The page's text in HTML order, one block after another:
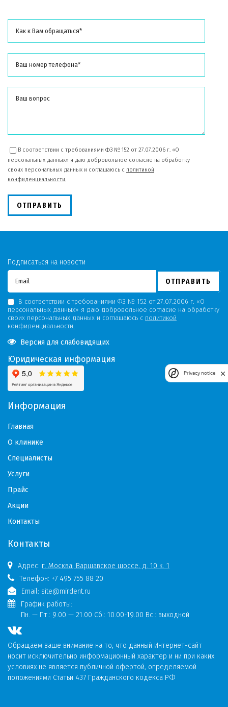
В соответствии с требованиями ФЗ № 152 от 27.07.2006 г. «О
персональных данных» я даю добровольное согласие на обработку
своих персональных данных и соглашаюсь с политикой
конфиденциальности.
ОТПРАВИТЬ
Подписаться на новости
ОТПРАВИТЬ
В соответствии с требованиями ФЗ № 152 от 27.07.2006 г. «О
персональных данных» я даю добровольное согласие на обработку
своих персональных данных и соглашаюсь с политикой
конфиденциальности.
Версия для слабовидящих
Юридическая информация
Информация
Главная
О клинике
Специалисты
Услуги
Прайс
Акции
Контакты
Контакты
Адрес: г. Москва, Варшавское шоссе, д. 10 к. 1
Телефон: +7 495 755 88 20
Email: site@mirdent.ru
График работы:
Пн. — Пт.: 9.00 — 21.00 Сб.: 10.00-19.00 Вс.: выходной
Обращаем ваше внимание на то, что данный Интернет-сайт
носит исключительно информационный характер и ни при каких
условиях не является публичной офертой, определяемой
положениями Статьи 437 Гражданского кодекса РФ
Privacy notice